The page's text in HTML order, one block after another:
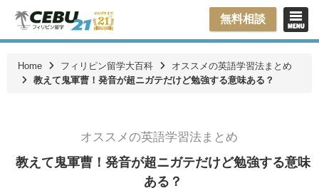
無料相談
Home フィリピン留学大百科
オススメの英語学習法まとめ
教えて鬼軍曹！発音が超ニガテだけど勉強する意味ある？
オススメの英語学習法まとめ
教えて鬼軍曹！発音が超ニガテだけど勉強する意味
ある？